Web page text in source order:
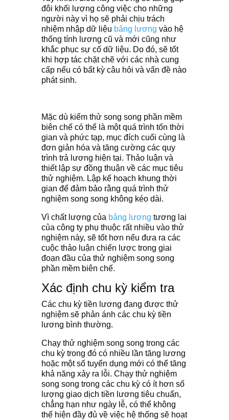
đôi khối lượng công việc cho những
người này vì họ sẽ phải chịu trách
nhiệm nhập dữ liệu bảng lương vào hệ
thống tính lương cũ và mới cũng như
khắc phục sự cố dữ liệu. Do đó, sẽ tốt
khi hợp tác chặt chẽ với các nhà cung
cấp nếu có bất kỳ câu hỏi và vấn đề nào
phát sinh.
Mặc dù kiểm thử song song phần mềm
biên chế có thể là một quá trình tốn thời
gian và phức tạp, mục đích cuối cùng là
đơn giản hóa và tăng cường các quy
trình trả lương hiện tại. Thảo luận và
thiết lập sự đồng thuận về các mục tiêu
thử nghiệm. Lập kế hoạch khung thời
gian để đảm bảo rằng quá trình thử
nghiệm song song không kéo dài.
Vì chất lượng của bảng lương tương lai
của công ty phụ thuộc rất nhiều vào thử
nghiệm này, sẽ tốt hơn nếu đưa ra các
cuộc thảo luận chiến lược trong giai
đoạn đầu của thử nghiệm song song
phần mềm biên chế.
Xác định chu kỳ kiểm tra
Các chu kỳ tiền lương đang được thử
nghiệm sẽ phản ánh các chu kỳ tiền
lương bình thường.
Chạy thử nghiệm song song trong các
chu kỳ trong đó có nhiều lần tăng lương
hoặc một số tuyển dụng mới có thể tăng
khả năng xảy ra lỗi. Chạy thử nghiệm
song song trong các chu kỳ có ít hơn số
lượng giao dịch tiền lương tiêu chuẩn,
chẳng hạn như ngày lễ, có thể không
thể hiện đầy đủ về việc hệ thống sẽ hoạt